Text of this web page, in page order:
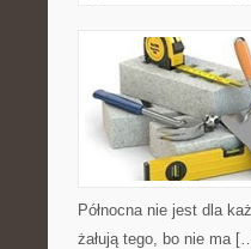
Północna nie jest dla
żałują tego, bo nie ma